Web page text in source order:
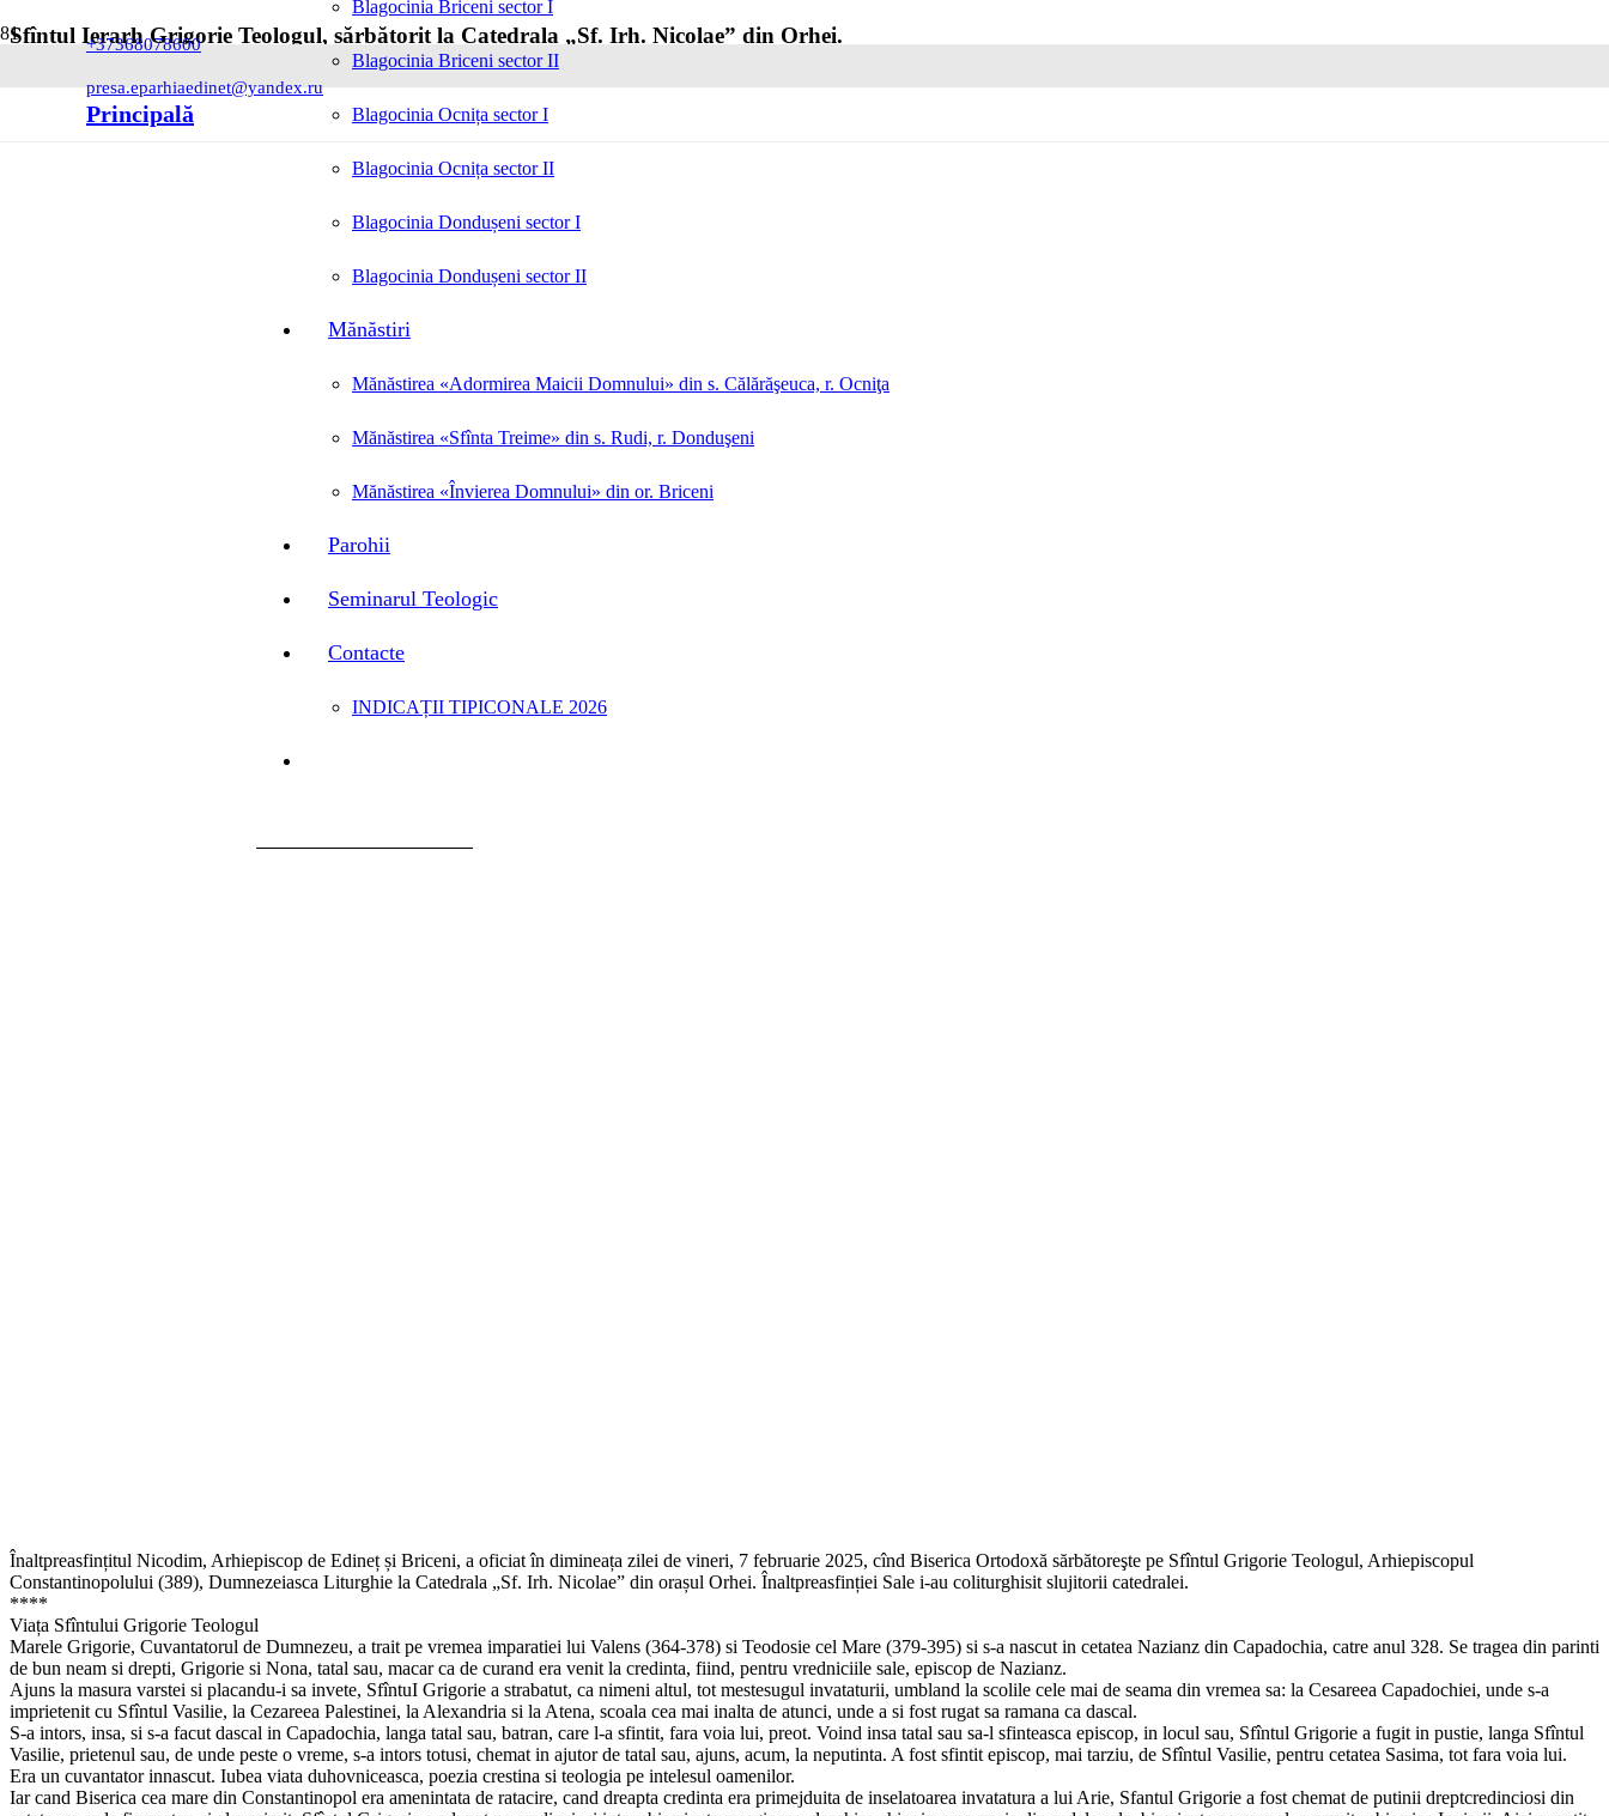
+37368078600
presa.eparhiaedinet@yandex.ru
Principală
Blagocinia Briceni sector I
Blagocinia Briceni sector II
Blagocinia Ocnița sector I
Blagocinia Ocnița sector II
Blagocinia Dondușeni sector I
Blagocinia Dondușeni sector II
Mănăstiri
Mănăstirea «Adormirea Maicii Domnului» din s. Călărăşeuca, r. Ocniţa
Mănăstirea «Sfînta Treime» din s. Rudi, r. Donduşeni
Mănăstirea «Învierea Domnului» din or. Briceni
Parohii
Seminarul Teologic
Contacte
INDICAȚII TIPICONALE 2026
Sfîntul Ierarh Grigorie Teologul, sărbătorit la Catedrala „Sf. Irh. Nicolae” din Orhei.
Înaltpreasfințitul Nicodim, Arhiepiscop de Edineț și Briceni, a oficiat în dimineața zilei de vineri, 7 februarie 2025, cînd Biserica Ortodoxă sărbătoreşte pe Sfîntul Grigorie Teologul, Arhiepiscopul
Constantinopolului (389), Dumnezeiasca Liturghie la Catedrala „Sf. Irh. Nicolae” din orașul Orhei. Înaltpreasfinției Sale i-au coliturghisit slujitorii catedralei.
****
Viața Sfîntului Grigorie Teologul
Marele Grigorie, Cuvantatorul de Dumnezeu, a trait pe vremea imparatiei lui Valens (364-378) si Teodosie cel Mare (379-395) si s-a nascut in cetatea Nazianz din Capadochia, catre anul 328. Se tragea din parinti
de bun neam si drepti, Grigorie si Nona, tatal sau, macar ca de curand era venit la credinta, fiind, pentru vredniciile sale, episcop de Nazianz.
Ajuns la masura varstei si placandu-i sa invete, SfîntuI Grigorie a strabatut, ca nimeni altul, tot mestesugul invataturii, umbland la scolile cele mai de seama din vremea sa: la Cesareea Capadochiei, unde s-a
imprietenit cu Sfîntul Vasilie, la Cezareea Palestinei, la Alexandria si la Atena, scoala cea mai inalta de atunci, unde a si fost rugat sa ramana ca dascal.
S-a intors, insa, si s-a facut dascal in Capadochia, langa tatal sau, batran, care l-a sfintit, fara voia lui, preot. Voind insa tatal sau sa-l sfinteasca episcop, in locul sau, Sfîntul Grigorie a fugit in pustie, langa Sfîntul
Vasilie, prietenul sau, de unde peste o vreme, s-a intors totusi, chemat in ajutor de tatal sau, ajuns, acum, la neputinta. A fost sfintit episcop, mai tarziu, de Sfîntul Vasilie, pentru cetatea Sasima, tot fara voia lui.
Era un cuvantator innascut. Iubea viata duhovniceasca, poezia crestina si teologia pe intelesul oamenilor.
Iar cand Biserica cea mare din Constantinopol era amenintata de ratacire, cand dreapta credinta era primejduita de inselatoarea invatatura a lui Arie, Sfantul Grigorie a fost chemat de putinii dreptcredinciosi din